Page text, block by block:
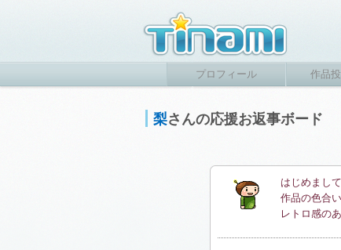
プロフィール 作品
梨さんの応援お返事ボード
はじめまし
作品の色合
レトロ感の